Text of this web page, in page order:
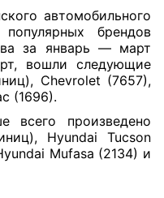
автомобильного
брендов
за январь — март
вошли следующие
Chevrolet (7657),
(1696).
всего произведено
Hyundai Tucson
Mufasa (2134) и